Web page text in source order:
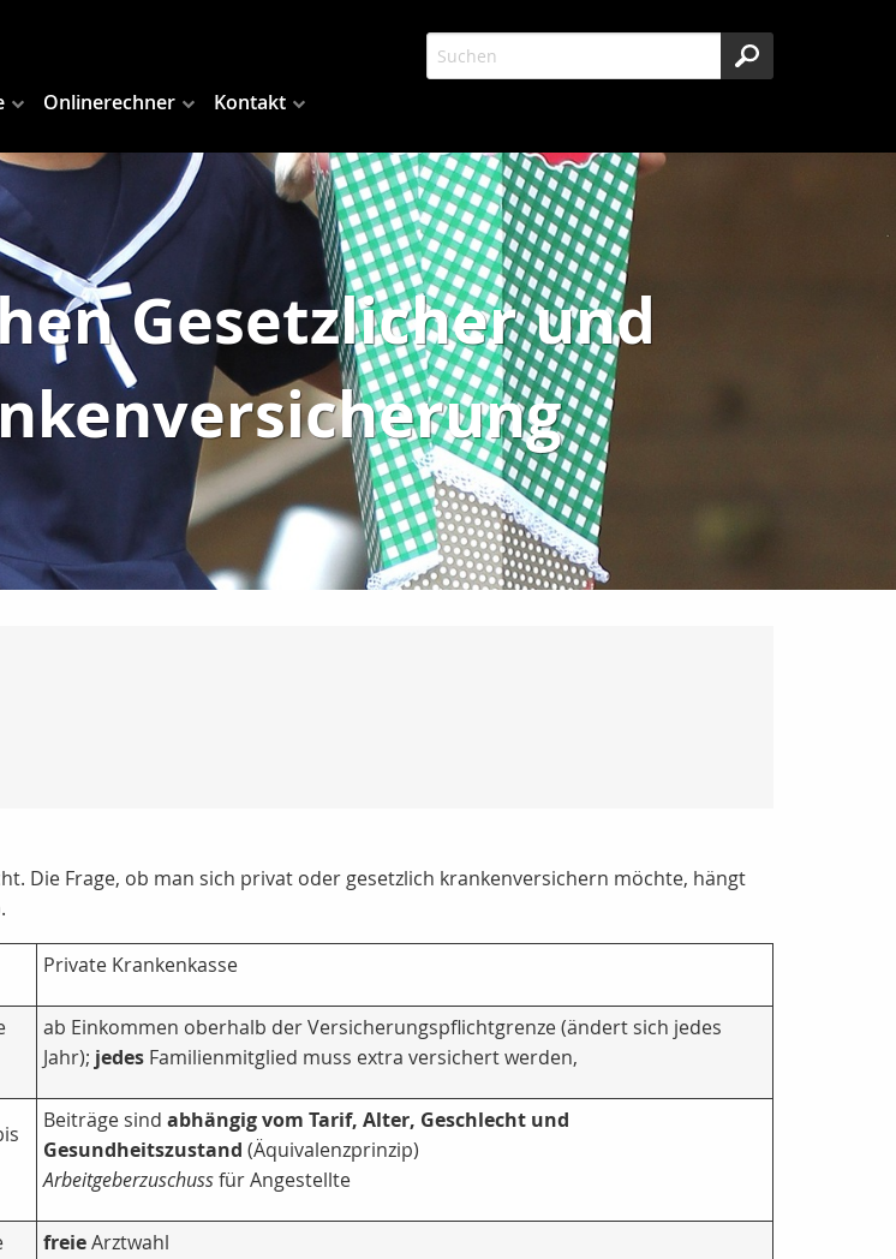
Onlinerechner Kontakt
Gesetzlicher und
Die Frage, ob man sich privat oder gesetzlich krankenversichern möchte, hängt
Private Krankenkasse
ab Einkommen oberhalb der Versicherungspflichtgrenze (ändert sich jedes
Jahr); jedes Familienmitglied muss extra versichert werden,
Beiträge sind abhängig vom Tarif, Alter, Geschlecht und
Gesundheitszustand (Äquivalenzprinzip)
Arbeitgeberzuschussfür Angestellte
freieArztwahl